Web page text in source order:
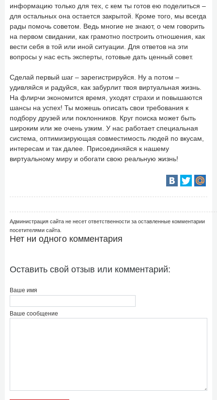
информацию только для тех, с кем ты готов ею поделиться –
для остальных она остается закрытой. Кроме того, мы всегда
рады помочь советом. Ведь многие не знают, о чем говорить
на первом свидании, как грамотно построить отношения, как
вести себя в той или иной ситуации. Для ответов на эти
вопросы у нас есть эксперты, готовые дать ценный совет.
Сделай первый шаг – зарегистрируйся. Ну а потом –
удивляйся и радуйся, как забурлит твоя виртуальная жизнь.
На флирчи экономится время, уходят страхи и повышаются
шансы на успех! Ты можешь описать свои требования к
подбору друзей или поклонников. Круг поиска может быть
широким или же очень узким. У нас работает специальная
система, оптимизирующая совместимость людей по вкусам,
интересам и так далее. Присоединяйся к нашему
виртуальному миру и обогати свою реальную жизнь!
Администрация сайта не несет ответственности за оставленные комментарии
посетителями сайта.
Нет ни одного комментария
Оставить свой отзыв или комментарий:
Ваше имя
Ваше сообщение